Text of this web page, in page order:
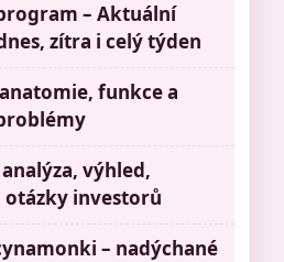
– Aktuální
zítra i celý týden
funkce a
analýza, výhled,
otázky investorů
– nadýchané